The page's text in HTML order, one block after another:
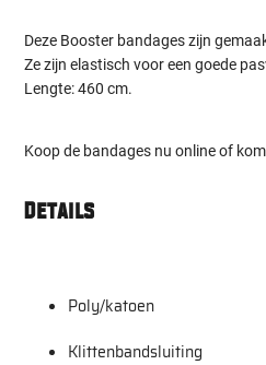
Deze Booster bandages zijn
Ze zijn elastisch voor een goede
Lengte: 460 cm.
Koop de bandages nu online of
Details
Poly/katoen
Klittenbandsluiting